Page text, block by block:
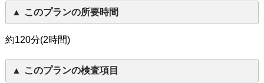
このプランの所要時間
約120分(2時間)
このプランの検査項目